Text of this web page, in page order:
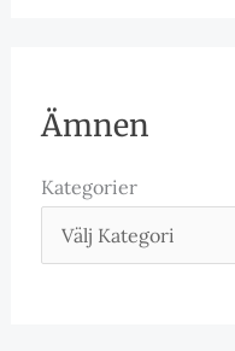
Ämnen
Kategorier